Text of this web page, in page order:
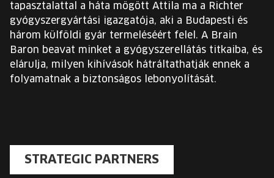
tapasztalattal a háta mögött Attila ma a Richter
gyógyszergyártási igazgatója, aki a Budapesti és
három külföldi gyár termeléséért felel. A Brain
Baron beavat minket a gyógyszerellátás titkaiba, és
elárulja, milyen kihívások hátráltathatják ennek a
folyamatnak a biztonságos lebonyolítását.
STRATEGIC PARTNERS